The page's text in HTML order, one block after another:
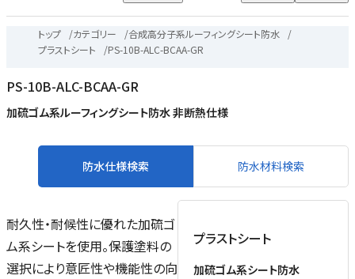
トップ /カテゴリー /合成高分子系ルーフィングシート防水
/
プラストシート
/PS-10B-ALC-BCAA-GR
PS-10B-ALC-BCAA-GR
加硫ゴム系ルーフィングシート防水 非断熱仕様
防水仕様検索 防水材料検索
耐久性・耐候性に優れた加硫ゴ
ム系シートを使用。保護塗料の
選択により意匠性や機能性の向
プラストシート
加硫ゴム系シート防水